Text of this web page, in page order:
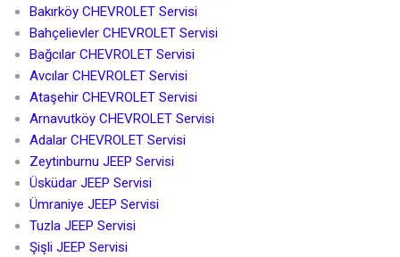
Bakırköy CHEVROLET Servisi
Bahçelievler CHEVROLET Servisi
Bağcılar CHEVROLET Servisi
Avcılar CHEVROLET Servisi
Ataşehir CHEVROLET Servisi
Arnavutköy CHEVROLET Servisi
Adalar CHEVROLET Servisi
Zeytinburnu JEEP Servisi
Üsküdar JEEP Servisi
Ümraniye JEEP Servisi
Tuzla JEEP Servisi
Şişli JEEP Servisi